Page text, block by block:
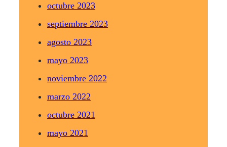
octubre 2023
septiembre 2023
agosto 2023
mayo 2023
noviembre 2022
marzo 2022
octubre 2021
mayo 2021